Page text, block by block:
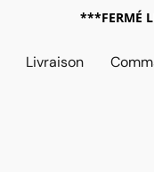
***FERMÉ
Livraison